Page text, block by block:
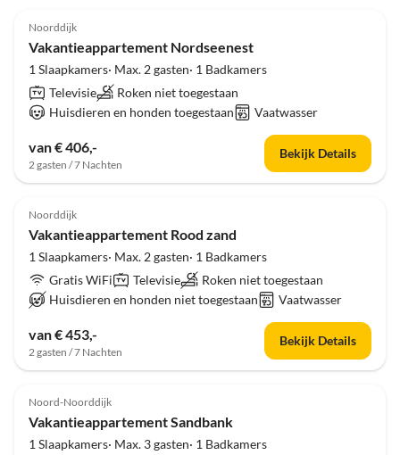
Noorddijk
Vakantieappartement Nordseenest
1 Slaapkamers· Max. 2 gasten· 1 Badkamers
Televisie
Roken niet toegestaan
Huisdieren en honden toegestaan
Vaatwasser
van € 406,-
2 gasten / 7 Nachten
Bekijk Details
Noorddijk
Vakantieappartement Rood zand
1 Slaapkamers· Max. 2 gasten· 1 Badkamers
Gratis WiFi
Televisie
Roken niet toegestaan
Huisdieren en honden niet toegestaan
Vaatwasser
van € 453,-
2 gasten / 7 Nachten
Bekijk Details
Noord-Noorddijk
Vakantieappartement Sandbank
1 Slaapkamers· Max. 3 gasten· 1 Badkamers